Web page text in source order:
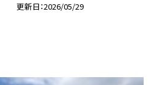
更新日 2026/05/29